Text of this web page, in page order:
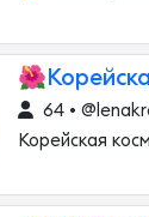
64 •
Корейская